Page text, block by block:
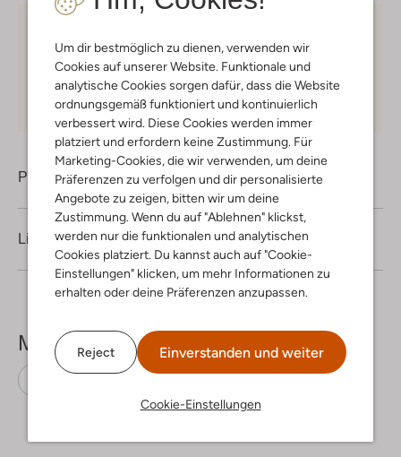
Um dir bestmöglich zu dienen, verwenden wir
Cookies auf unserer Website. Funktionale und
analytische Cookies sorgen dafür, dass die Website
ordnungsgemäß funktioniert und kontinuierlich
verbessert wird. Diese Cookies werden immer
platziert und erfordern keine Zustimmung. Für
Marketing-Cookies, die wir verwenden, um deine
Präferenzen zu verfolgen und dir personalisierte
Angebote zu zeigen, bitten wir um deine
Zustimmung. Wenn du auf "Ablehnen" klickst,
werden nur die funktionalen und analytischen
Cookies platziert. Du kannst auch auf "Cookie-
Einstellungen" klicken, um mehr Informationen zu
erhalten oder deine Präferenzen anzupassen.
Reject Einverstanden und weiter
Cookie-Einstellungen
Mitglieder in Deutschland
Kauf auf Rechnung 30 TagenRückgaberecht
Produktinformation
Lieferung & Rückgabe
Mehr sehen